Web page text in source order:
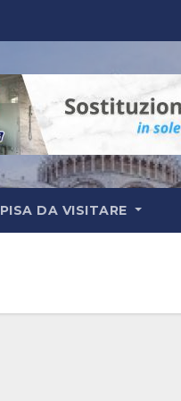
PISA DA VISITARE